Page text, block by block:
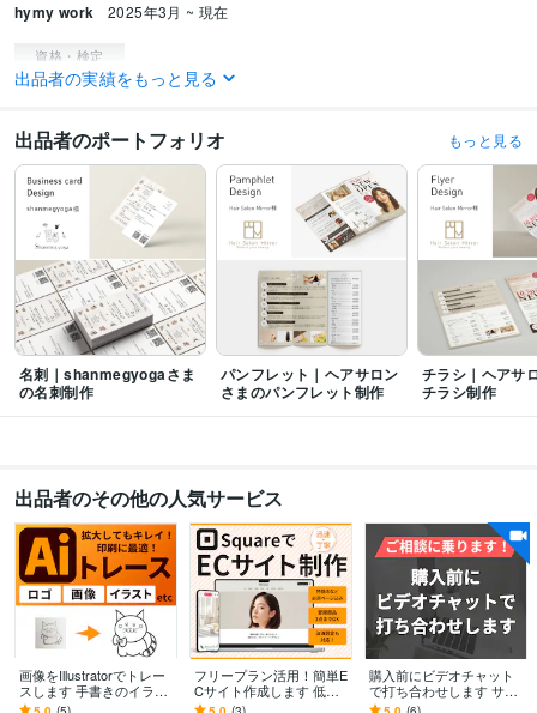
hymy work 2025年3月 ~ 現在
資格・検定
日商簿記検定3級 取得年 : 2011年
マイクロソフト オフィス スペシャリスト（MOS）
愛玩動物飼養管理士2級 取得年 : 2021年
ビジネス・クリエイティブツール
Excel:5年 Google サイト:2年
Google スプレッドシート:2年
Google ドキュメント:2年
Adobe Photoshop:1年Adobe Premiere Pro:1年
Canva:1年
出品者の実績をもっと見る
出品者のポートフォリオ もっと見る
名刺｜shanmegyogaさま
の名刺制作
パンフレット｜ヘアサロン
さまのパンフレット制作
チラシ｜ヘアサ
チラシ制作
出品者のその他の人気サービス
画像をIllustratorでトレー
スします 手書きのイラス
トもお任せください！名
フリープラン活用！簡単E
Cサイト作成します 低予
算でスタート可能。Squar
購入前にビデオチャット
で打ち合わせします サイ
トを制作を検討中の方な